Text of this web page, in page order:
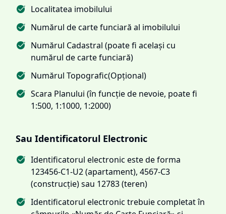
Localitatea imobilului
Numărul de carte funciară al imobilului
Numărul Cadastral (poate fi același cu
numărul de carte funciară)
Numărul Topografic(Opțional)
Scara Planului (în funcție de nevoie, poate fi
1:500, 1:1000, 1:2000)
Sau Identificatorul Electronic
Identificatorul electronic este de forma
123456-C1-U2 (apartament), 4567-C3
(construcție) sau 12783 (teren)
Identificatorul electronic trebuie completat în